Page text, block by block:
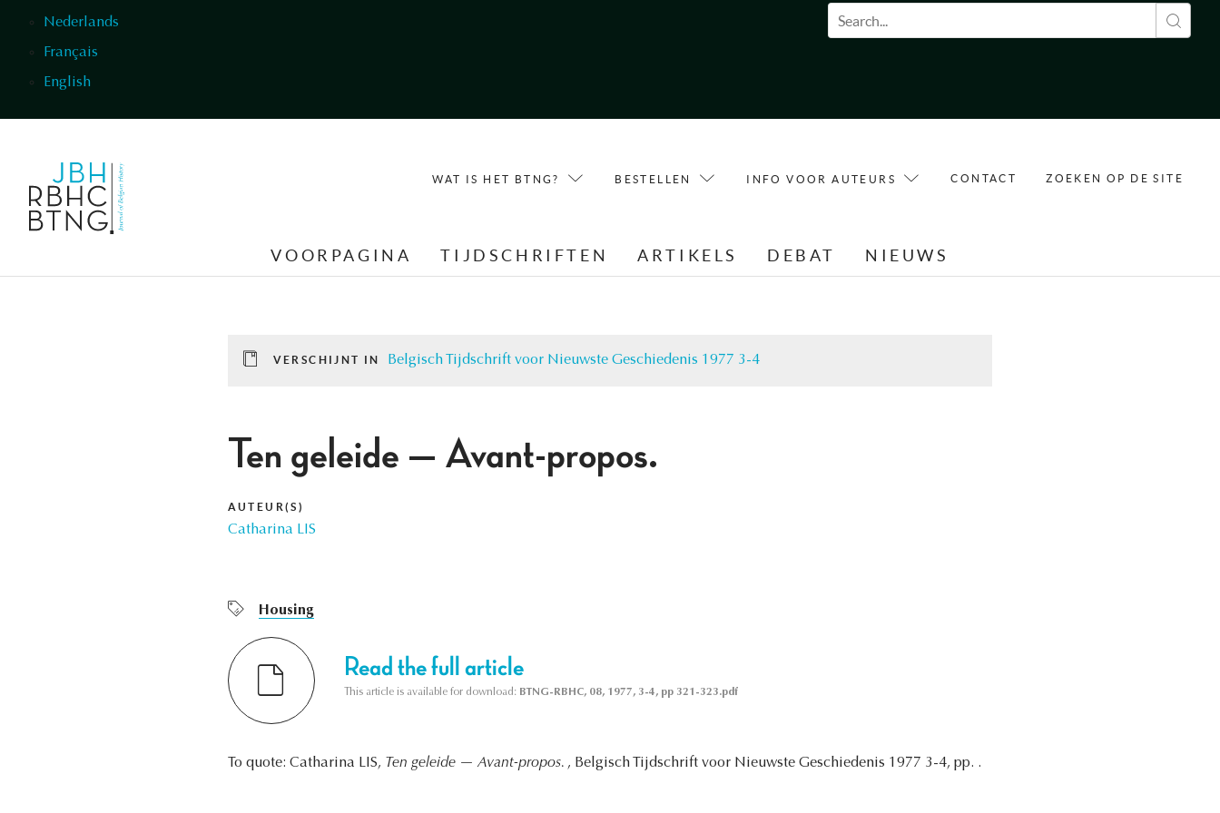
Nederlands
Français
English
Zoekveld
WAT IS HET BTNG? BESTELLEN INFO VOOR AUTEURS CONTACT ZOEKEN OP DE SITE
VOORPAGINA TIJDSCHRIFTEN ARTIKELS DEBAT NIEUWS
VERSCHIJNT IN Belgisch Tijdschrift voor Nieuwste Geschiedenis 1977 3-4
Ten geleide — Avant-propos.
AUTEUR(S)
Catharina LIS
Housing
Read the full article
This article is available for download: BTNG-RBHC, 08, 1977, 3-4, pp 321-323.pdf
To quote: Catharina LIS, Ten geleide — Avant-propos. , Belgisch Tijdschrift voor Nieuwste Geschiedenis 1977 3-4, pp. .